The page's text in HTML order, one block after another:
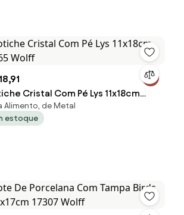
Cristal Com Pé Lys 11x18cm
Wolff
Alimento, de Metal
estoque